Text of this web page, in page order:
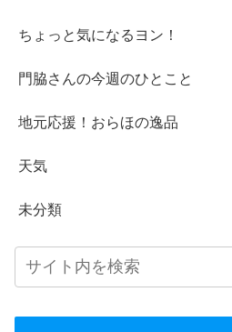
ちょっと気になるヨン！
門脇さんの今週のひとこと
地元応援！おらほの逸品
天気
未分類